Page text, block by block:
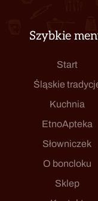
Szybkie
Start
Śląskie
Kuchnia
EtnoApteka
Słowniczek
O boncloku
Sklep